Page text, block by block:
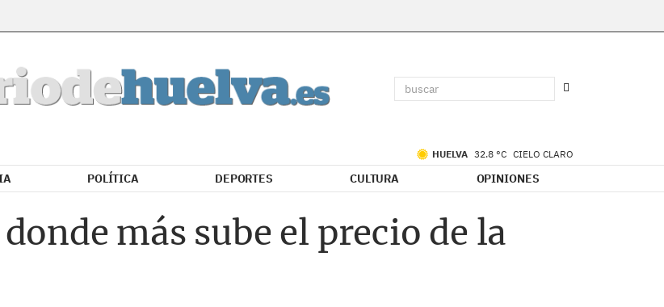
HUELVA 32.8 °C CIELO CLARO
POLÍTICA DEPORTES CULTURA OPINIONES
más sube el precio de la